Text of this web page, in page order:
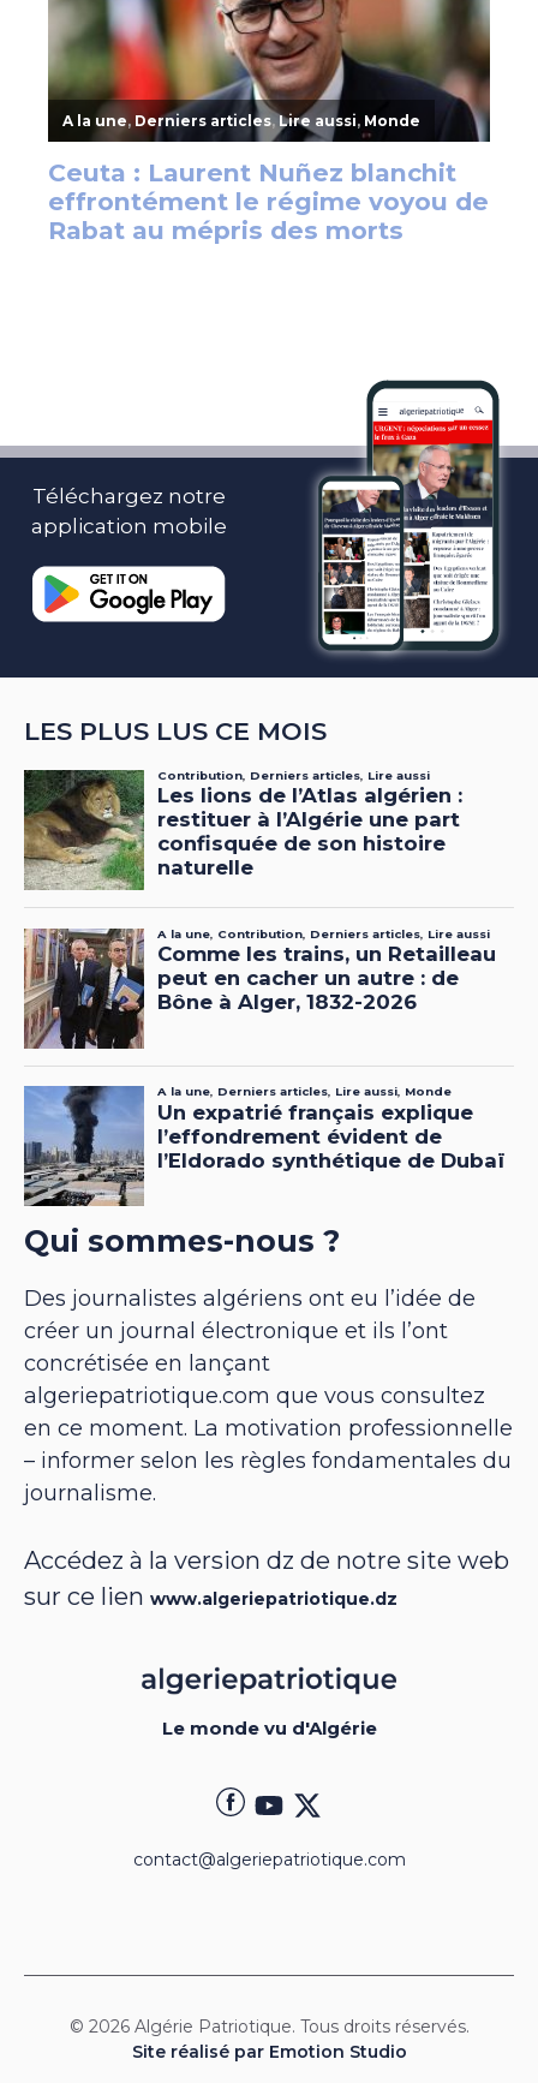
Téléchargez notre
application mobile
LES PLUS LUS CE MOIS
Qui sommes-nous ?
Des journalistes algériens ont eu l’idée de
créer un journal électronique et ils l’ont
concrétisée en lançant
algeriepatriotique.com que vous consultez
en ce moment. La motivation professionnelle
– informer selon les règles fondamentales du
journalisme.
Accédez à la version dz de notre site web
sur ce lien www.algeriepatriotique.dz
Le monde vu d'Algérie
contact@algeriepatriotique.com
© 2026 Algérie Patriotique. Tous droits réservés.
Site réalisé par Emotion Studio